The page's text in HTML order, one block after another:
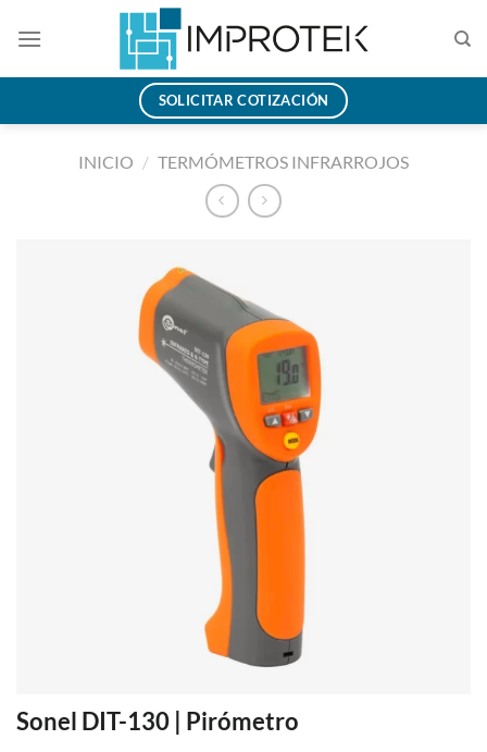
SOLICITAR COTIZACIÓN
INICIO / TERMÓMETROS INFRARROJOS
Sonel DIT-130 | Pirómetro